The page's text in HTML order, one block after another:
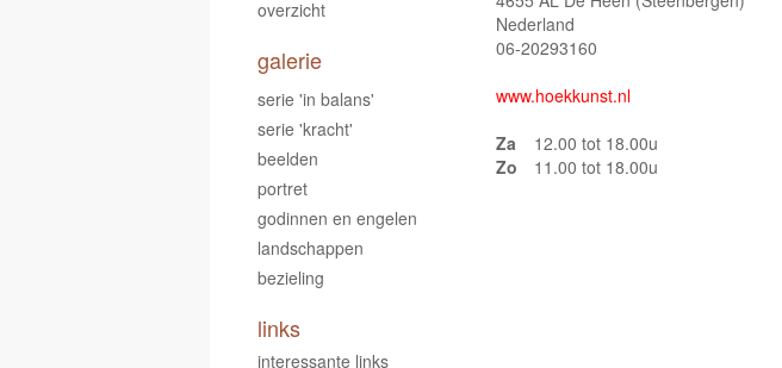
Nederland
06-20293160
www.hoekkunst.nl
Za
12.00 tot 18.00u
Zo
11.00 tot 18.00u
overzicht
galerie
serie 'in balans'
serie 'kracht'
beelden
portret
godinnen en engelen
landschappen
bezieling
links
interessante links